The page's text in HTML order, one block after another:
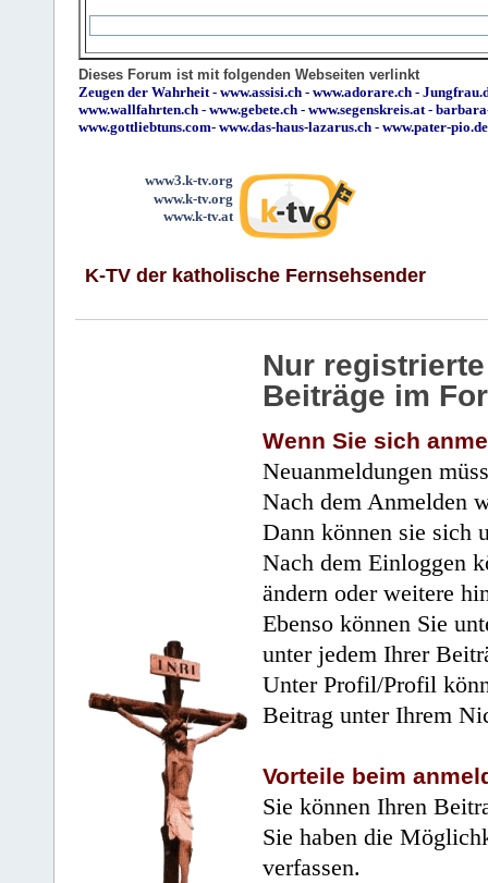
Dieses Forum ist mit folgenden Webseiten verlinkt
Zeugen der Wahrheit- www.assisi.ch - www.adorare.ch -
www.wallfahrten.ch - www.gebete.ch - www.segenskreis.at-
www.gottliebtuns.com- www.das-haus-lazarus.ch - www.pater-pio.de
www3.k-tv.org
www.k-tv.org
www.k-tv.at
K-TV der katholische Fernsehsender
Nur
Beiträge im
Wenn Sie sich
Neuanmeldungen
Nach dem Anmelden
Dann können sie sich
Nach dem Einloggen
ändern oder weitere
Ebenso können Sie
unter jedem Ihrer
Unter Profil/Profil
Beitrag unter Ihrem
Vorteile beim
Sie können Ihren
Sie haben die
verfassen.